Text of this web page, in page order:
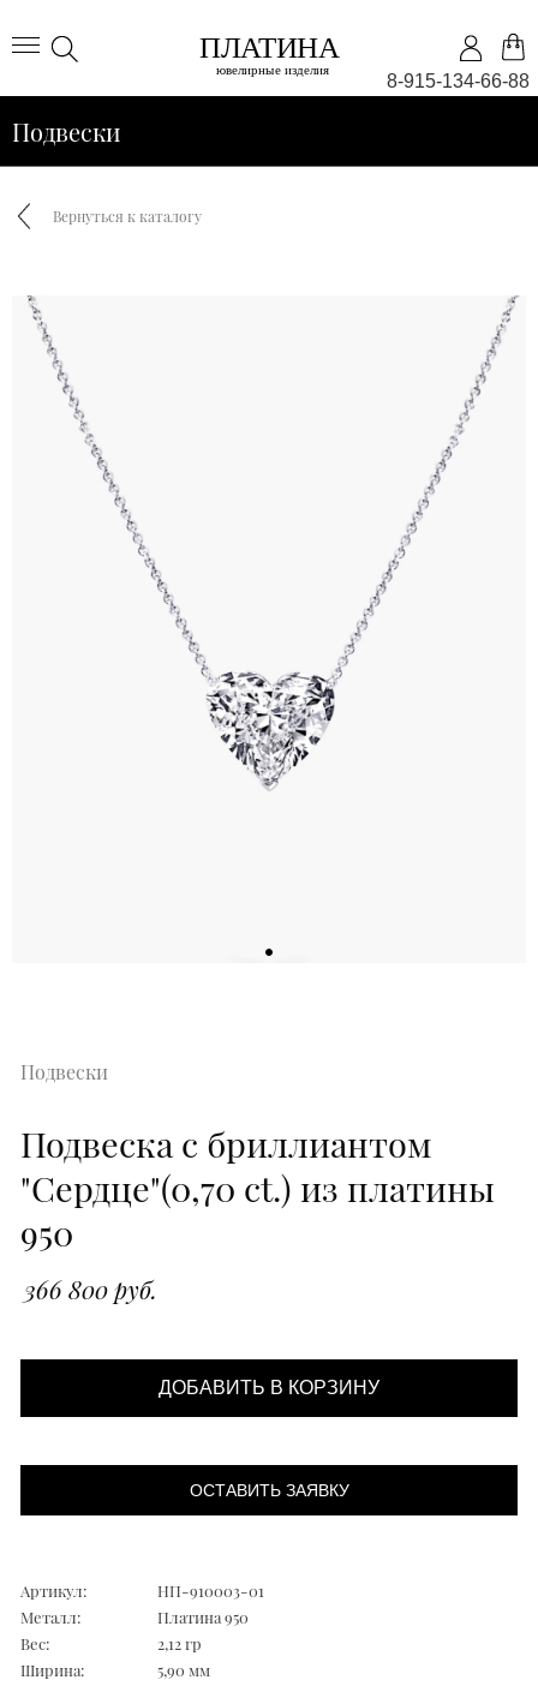
8-915-134-66-88
Подвески
Вернуться к каталогу
Подвески
Подвеска с бриллиантом
"Сердце"(0,70 ct.) из платины
950
366 800 руб.
ДОБАВИТЬ В КОРЗИНУ
ОСТАВИТЬ ЗАЯВКУ
Артикул:
НП-910003-01
Металл:
Платина 950
Вес:
2,12 гр
Ширина:
5,90 мм